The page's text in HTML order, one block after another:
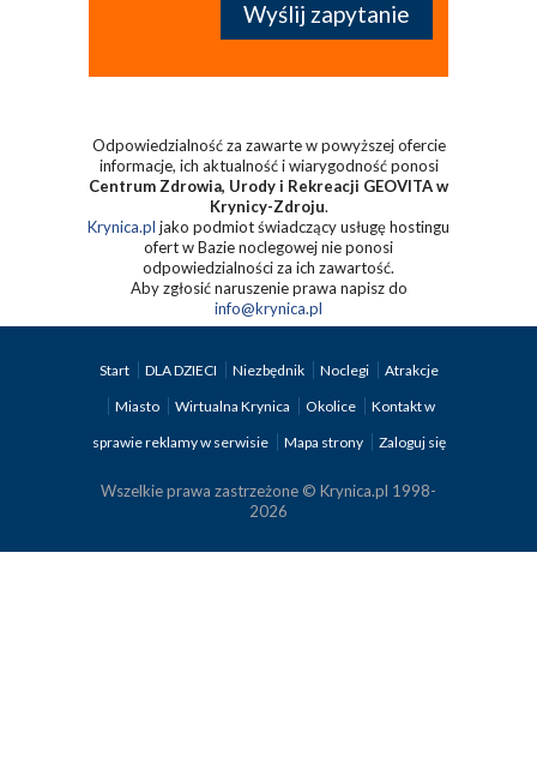
Odpowiedzialność za zawarte w powyższej ofercie
informacje, ich aktualność i wiarygodność ponosi
Centrum Zdrowia, Urody i Rekreacji GEOVITA w
Krynicy-Zdroju.
Krynica.pl jako podmiot świadczący usługę hostingu
ofert w Bazie noclegowej nie ponosi
odpowiedzialności za ich zawartość.
Aby zgłosić naruszenie prawa napisz do
info@krynica.pl
Start DLA DZIECI Niezbędnik Noclegi
Atrakcje
Miasto
Wirtualna Krynica Okolice
Kontakt w
sprawie reklamy w serwisie
Mapa strony Zaloguj się
Wszelkie prawa zastrzeżone © Krynica.pl 1998-
2026